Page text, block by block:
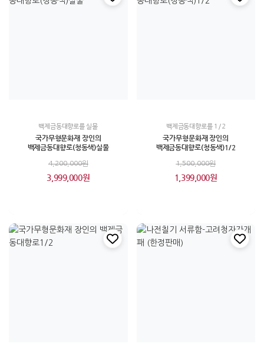
백제금동대향로를 실물
국가무형문화재 장인의
백제금동대향로(청동색)실물
4,200,000원
3,999,000원
백제금동대향로를 1/2
국가무형문화재 장인의
백제금동대향로(청동색)1/2
1,500,000원
1,399,000원